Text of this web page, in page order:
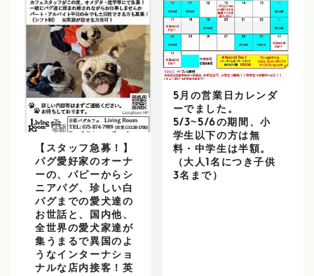
【スタッフ急募！】
パグ愛好家のオーナ
ーの、パピーからシ
ニアパグ、珍しい白
パグまでの愛犬達の
お世話と、国内他、
全世界の愛犬家達が
集うまるで異国のよ
うなインターナショ
ナルな店内接客！英
5月の営業日カレンダ
ーでました。
5/3~5/6の期間、小
学生以下の方は無
料・中学生は半額。
（大人1名につき子供
3名まで）